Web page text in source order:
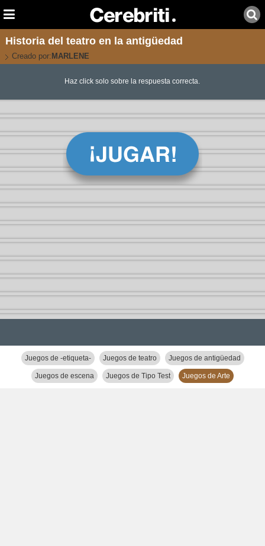
Historia del teatro en la antigüedad
Creado por: MARLENE
Haz click solo sobre la respuesta correcta.
Juegos de -etiqueta- Juegos de teatro Juegos de antigüedad
Juegos de escena Juegos de Tipo Test Juegos de Arte